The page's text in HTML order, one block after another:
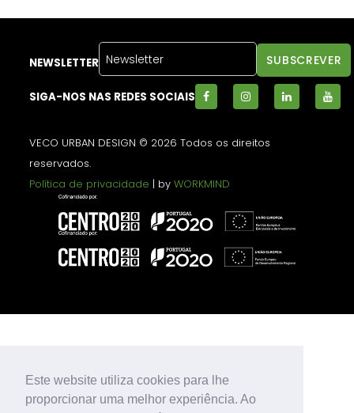
Este website utiliza cookies para lhe
proporcionar uma melhor experiência. Ao
NEWSLETTER
SIGA-NOS NAS REDES SOCIAIS
VECO URBAN DESIGN © 2026 Todos os direitos
reservados.
Política de privacidade | byWORKMIND